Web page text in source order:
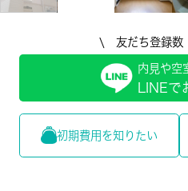
\ 友だち登録数
内見や空
LINEで
初期費用を知りたい